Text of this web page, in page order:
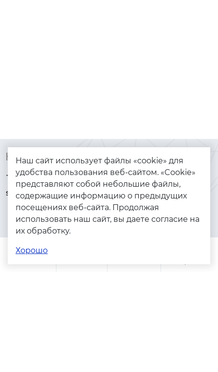
Контакты
+7 (925) 144-64-73
serebryanyye.grani@mail.ru
Каталог
Браслеты
Золото
Серебро
Помощь
Наш сайт использует файлы «cookie» для
удобства пользования веб-сайтом. «Cookie»
представляют собой небольшие файлы,
содержащие информацию о предыдущих
посещениях веб-сайта. Продолжая
использовать наш сайт, вы даете согласие на
их обработку.
Хорошо